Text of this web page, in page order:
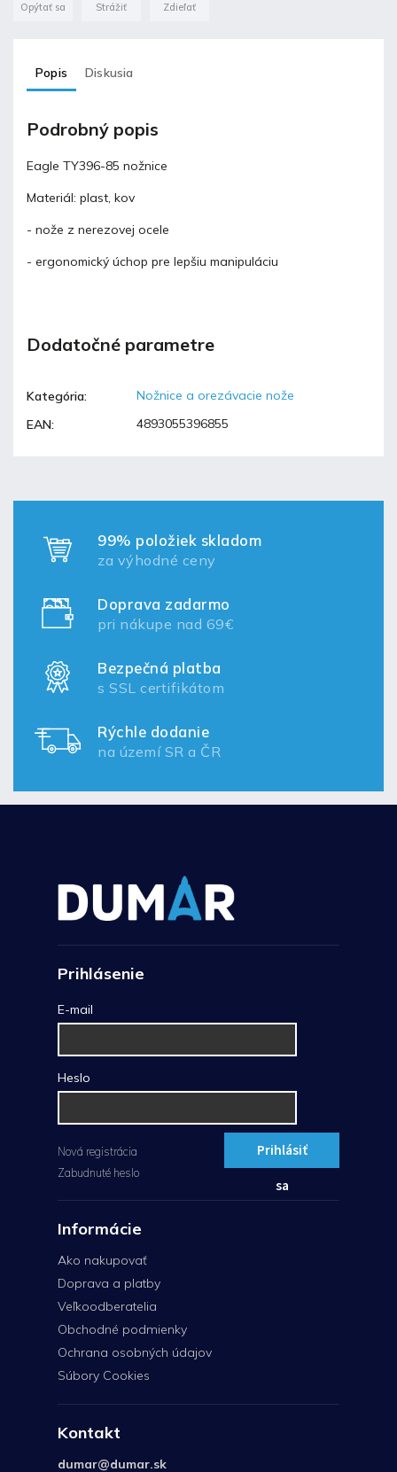
Opýtať sa Strážiť Zdieľať
Popis Diskusia
Podrobný popis
Eagle TY396-85 nožnice
Materiál: plast, kov
- nože z nerezovej ocele
- ergonomický úchop pre lepšiu manipuláciu
Dodatočné parametre
Kategória:
Nožnice a orezávacie nože
EAN: 4893055396855
99% položiek skladom
za výhodné ceny
Doprava zadarmo
pri nákupe nad 69€
Bezpečná platba
s SSL certifikátom
Rýchle dodanie
na území SR a ČR
Prihlásenie
E-mail
Heslo
Prihlásiť
sa
Nová registrácia
Zabudnuté heslo
Informácie
Ako nakupovať
Doprava a platby
Veľkoodberatelia
Obchodné podmienky
Ochrana osobných údajov
Súbory Cookies
Kontakt
dumar@dumar.sk